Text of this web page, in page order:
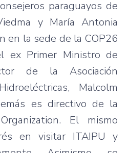
paraguayos de
y María Antonia
en la sede de la COP26
ex Primer Ministro de
de la Asociación
Malcolm
es directivo de la
El mismo
en visitar ITAIPU y